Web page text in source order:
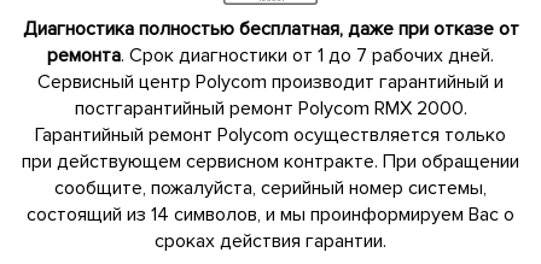
Диагностика полностью бесплатная, даже при отказе от
ремонта. Срок диагностики от 1 до 7 рабочих дней.
Сервисный центр Polycom производит гарантийный и
постгарантийный ремонт Polycom RMX 2000.
Гарантийный ремонт Polycom осуществляется только
при действующем сервисном контракте. При обращении
сообщите, пожалуйста, серийный номер системы,
состоящий из 14 символов, и мы проинформируем Вас о
сроках действия гарантии.